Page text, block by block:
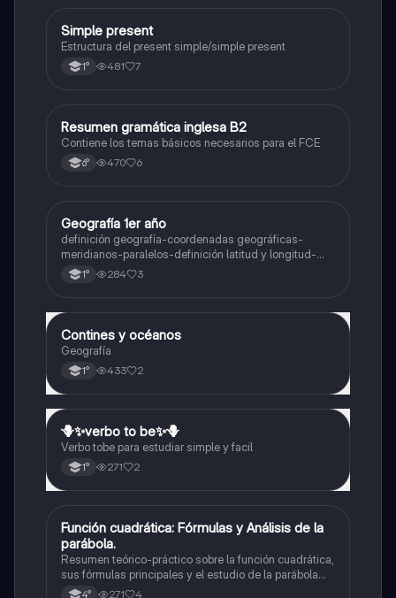
Inglés
Simple present
Estructura del present simple/simple present
1° 481 7
Inglés
Resumen gramática inglesa B2
Contiene los temas básicos necesarios para el FCE
6° 470 6
Geografía
Geografía 1er año
definición geografía-coordenadas geográficas-
meridianos-paralelos-definición latitud y longitud-
elementos del mapa-definición mapa-localización
relativa y absoluta
1° 284 3
Geografía
Contines y océanos
Geografía
1° 433 2
Inglés
🪻✨️verbo to be✨️🪻
Verbo tobe para estudiar simple y facil
1° 271 2
Matemáticas
Función cuadrática: Fórmulas y Análisis de la
parábola.
Resumen teórico-práctico sobre la función cuadrática,
sus fórmulas principales y el estudio de la parábola
como representación gráfica.Incluye desarrollo de la
4° 271 4